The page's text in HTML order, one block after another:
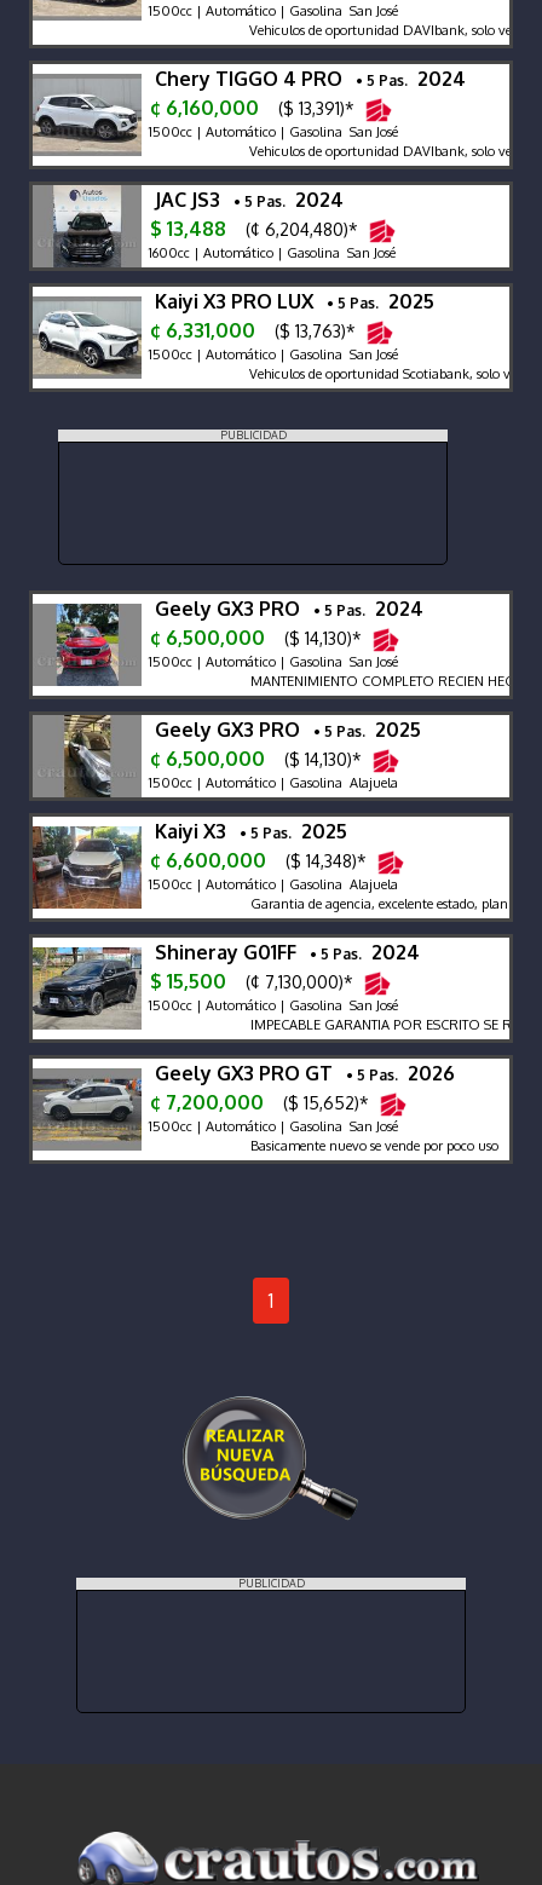
1500cc | Automático | Gasolina San José
Vehiculos de oportunidad DAVIbank, solo venta
Chery TIGGO 4 PRO • 5 Pas. 2024
¢ 6,160,000
($ 13,391)*
1500cc | Automático | Gasolina San José
Vehiculos de oportunidad DAVIbank, solo venta
JAC JS3 • 5 Pas. 2024
$ 13,488
(¢ 6,204,480)*
1600cc | Automático | Gasolina San José
Kaiyi X3 PRO LUX • 5 Pas. 2025
¢ 6,331,000
($ 13,763)*
1500cc | Automático | Gasolina San José
Vehiculos de oportunidad Scotiabank, solo venta
PUBLICIDAD
Geely GX3 PRO • 5 Pas. 2024
¢ 6,500,000
($ 14,130)*
1500cc | Automático | Gasolina San José
MANTENIMIENTO COMPLETO RECIEN HECHO
Geely GX3 PRO • 5 Pas. 2025
¢ 6,500,000
($ 14,130)*
1500cc | Automático | Gasolina Alajuela
Kaiyi X3 • 5 Pas. 2025
¢ 6,600,000
($ 14,348)*
1500cc | Automático | Gasolina Alajuela
Garantia de agencia, excelente estado, plan de
Shineray G01FF • 5 Pas. 2024
$ 15,500
(¢ 7,130,000)*
1500cc | Automático | Gasolina San José
IMPECABLE GARANTIA POR ESCRITO SE
Geely GX3 PRO GT • 5 Pas. 2026
¢ 7,200,000
($ 15,652)*
1500cc | Automático | Gasolina San José
Basicamente nuevo se vende por poco uso
1
PUBLICIDAD